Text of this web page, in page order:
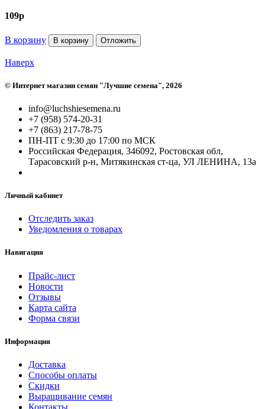
109p
В корзину В корзину Отложить
Наверх
© Интернет магазин семян "Лучшие семена", 2026
info@luchshiesemena.ru
+7 (958) 574-20-31
+7 (863) 217-78-75
ПН-ПТ с 9:30 до 17:00 по МСК
Российская Федерация, 346092, Ростовская обл,
Тарасовский р-н, Митякинская ст-ца, УЛ ЛЕНИНА, 13а
Личный кабинет
Отследить заказ
Уведомления о товарах
Навигация
Прайс-лист
Новости
Отзывы
Карта сайта
Форма связи
Информация
Доставка
Способы оплаты
Скидки
Выращивание семян
Контакты